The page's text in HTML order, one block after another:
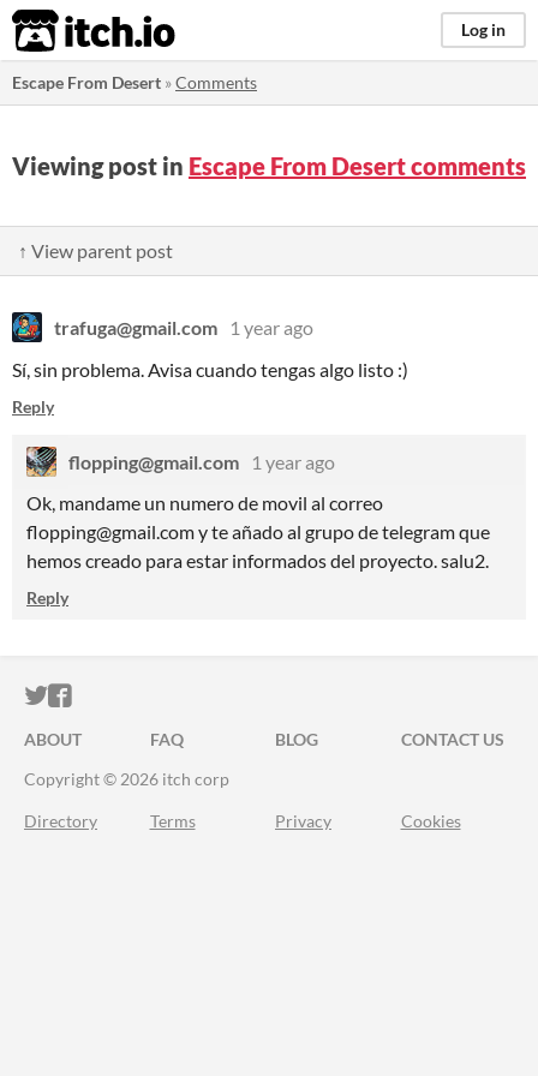
itch.io Log in
Escape From Desert »Comments
Viewing post in Escape From Desert comments
↑ View parent post
trafuga@gmail.com
1 year ago
Sí, sin problema. Avisa cuando tengas algo listo :)
Reply
flopping@gmail.com
1 year ago
Ok, mandame un numero de movil al correo
flopping@gmail.com y te añado al grupo de telegram que
hemos creado para estar informados del proyecto. salu2.
Reply
ITCH.IO ON TWITTER
ITCH.IO ON FACEBOOK
ABOUT FAQ BLOG
CONTACT US
Copyright © 2026 itch corp
Directory Terms Privacy Cookies